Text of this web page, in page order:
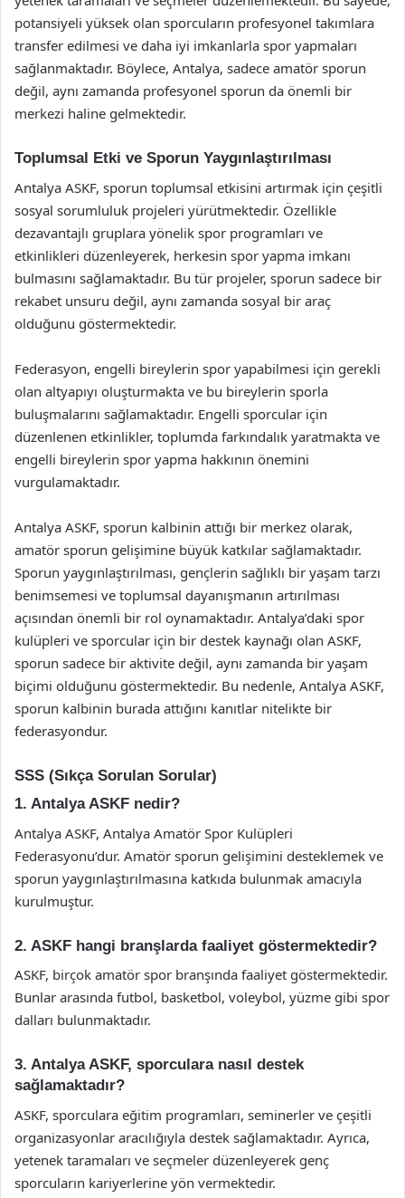
potansiyeli yüksek olan sporcuların profesyonel takımlara
transfer edilmesi ve daha iyi imkanlarla spor yapmaları
sağlanmaktadır. Böylece, Antalya, sadece amatör sporun
değil, aynı zamanda profesyonel sporun da önemli bir
merkezi haline gelmektedir.
Toplumsal Etki ve Sporun Yaygınlaştırılması
Antalya ASKF, sporun toplumsal etkisini artırmak için çeşitli
sosyal sorumluluk projeleri yürütmektedir. Özellikle
dezavantajlı gruplara yönelik spor programları ve
etkinlikleri düzenleyerek, herkesin spor yapma imkanı
bulmasını sağlamaktadır. Bu tür projeler, sporun sadece bir
rekabet unsuru değil, aynı zamanda sosyal bir araç
olduğunu göstermektedir.
Federasyon, engelli bireylerin spor yapabilmesi için gerekli
olan altyapıyı oluşturmakta ve bu bireylerin sporla
buluşmalarını sağlamaktadır. Engelli sporcular için
düzenlenen etkinlikler, toplumda farkındalık yaratmakta ve
engelli bireylerin spor yapma hakkının önemini
vurgulamaktadır.
Antalya ASKF, sporun kalbinin attığı bir merkez olarak,
amatör sporun gelişimine büyük katkılar sağlamaktadır.
Sporun yaygınlaştırılması, gençlerin sağlıklı bir yaşam tarzı
benimsemesi ve toplumsal dayanışmanın artırılması
açısından önemli bir rol oynamaktadır. Antalya’daki spor
kulüpleri ve sporcular için bir destek kaynağı olan ASKF,
sporun sadece bir aktivite değil, aynı zamanda bir yaşam
biçimi olduğunu göstermektedir. Bu nedenle, Antalya ASKF,
sporun kalbinin burada attığını kanıtlar nitelikte bir
federasyondur.
SSS (Sıkça Sorulan Sorular)
1. Antalya ASKF nedir?
Antalya ASKF, Antalya Amatör Spor Kulüpleri
Federasyonu’dur. Amatör sporun gelişimini desteklemek ve
sporun yaygınlaştırılmasına katkıda bulunmak amacıyla
kurulmuştur.
2. ASKF hangi branşlarda faaliyet göstermektedir?
ASKF, birçok amatör spor branşında faaliyet göstermektedir.
Bunlar arasında futbol, basketbol, voleybol, yüzme gibi spor
dalları bulunmaktadır.
3. Antalya ASKF, sporculara nasıl destek
sağlamaktadır?
ASKF, sporculara eğitim programları, seminerler ve çeşitli
organizasyonlar aracılığıyla destek sağlamaktadır. Ayrıca,
yetenek taramaları ve seçmeler düzenleyerek genç
sporcuların kariyerlerine yön vermektedir.